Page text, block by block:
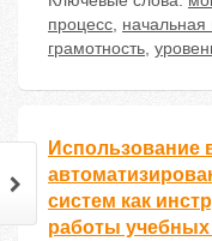
процесс,
грамотность,
Использование
систем как
работы учебных